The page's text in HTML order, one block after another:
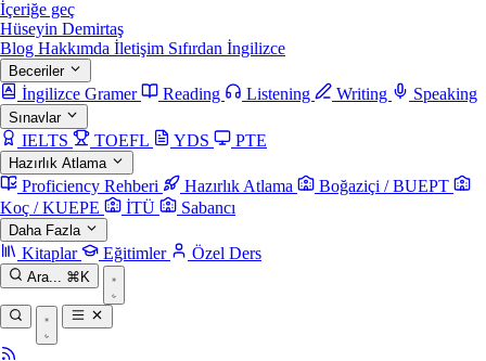
İçeriğe geç
Hüseyin Demirtaş
Blog Hakkımda İletişim Sıfırdan İngilizce
Beceriler
İngilizce Gramer Reading Listening Writing Speaking
Sınavlar
IELTS TOEFL YDS PTE
Hazırlık Atlama
Proficiency Rehberi Hazırlık Atlama
Boğaziçi / BUEPT
Koç / KUEPE
İTÜ Sabancı
Daha Fazla
Kitaplar Eğitimler Özel Ders
Ara... ⌘K